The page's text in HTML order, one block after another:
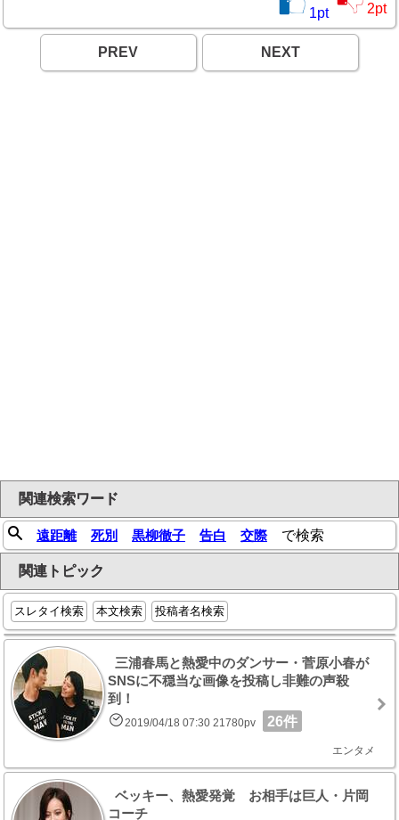
1pt 2pt
PREV NEXT
関連検索ワード
遠距離 死別 黒柳徹子 告白 交際で検索
関連トピック
スレタイ検索 本文検索 投稿者名検索
三浦春馬と熱愛中のダンサー・菅原小春が
SNSに不穏当な画像を投稿し非難の声殺
到！
2019/04/18 07:30 21780pv 26件
エンタメ
ベッキー、熱愛発覚 お相手は巨人・片岡
コーチ